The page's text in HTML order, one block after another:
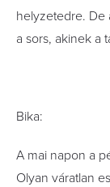
helyzetedre. De
a sors, akinek a
Bika:
A mai napon a
Olyan váratlan